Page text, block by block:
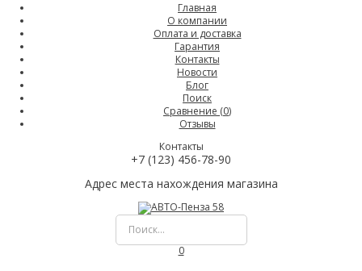
Главная
О компании
Оплата и доставка
Гарантия
Контакты
Новости
Блог
Поиск
Сравнение (0)
Отзывы
Контакты
+7 (123) 456-78-90
Адрес места нахождения магазина
0